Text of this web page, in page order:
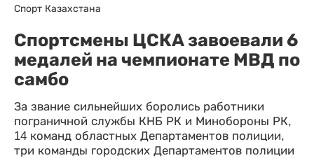
Спорт Казахстана
Спортсмены ЦСКА завоевали 6
медалей на чемпионате МВД по
самбо
За звание сильнейших боролись работники
пограничной службы КНБ РК и Минобороны РК,
14 команд областных Департаментов полиции,
три команды городских Департаментов полиции